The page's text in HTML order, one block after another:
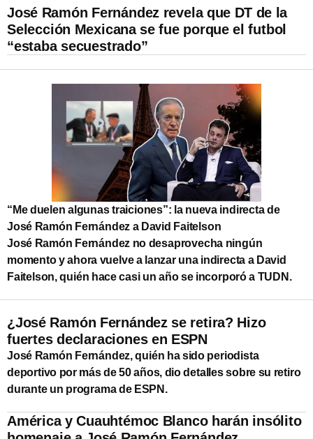
José Ramón Fernández revela que DT de la
Selección Mexicana se fue porque el futbol
“estaba secuestrado”
“Me duelen algunas traiciones”: la nueva indirecta de
José Ramón Fernández a David Faitelson
José Ramón Fernández no desaprovecha ningún
momento y ahora vuelve a lanzar una indirecta a David
Faitelson, quién hace casi un año se incorporó a TUDN.
¿José Ramón Fernández se retira? Hizo
fuertes declaraciones en ESPN
José Ramón Fernández, quién ha sido periodista
deportivo por más de 50 años, dio detalles sobre su retiro
durante un programa de ESPN.
América y Cuauhtémoc Blanco harán insólito